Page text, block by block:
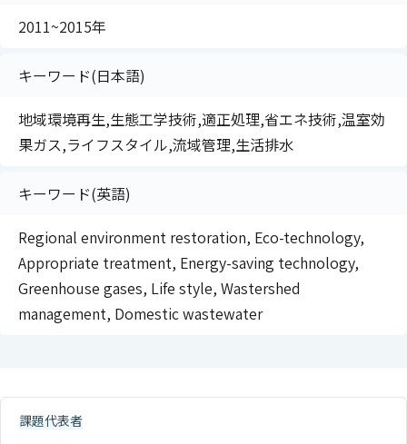
2011~2015年
キーワード(日本語)
地域環境再生,生態工学技術,適正処理,省エネ技術,温室効
果ガス,ライフスタイル,流域管理,生活排水
キーワード(英語)
Regional environment restoration, Eco-technology,
Appropriate treatment, Energy-saving technology,
Greenhouse gases, Life style, Wastershed
management, Domestic wastewater
課題代表者